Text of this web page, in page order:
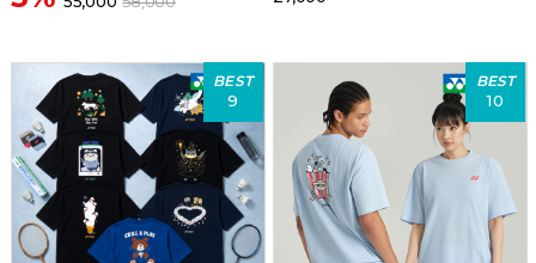
BEST
9
BEST
10